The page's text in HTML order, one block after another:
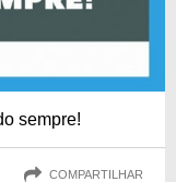
sempre!
COMPARTILHAR